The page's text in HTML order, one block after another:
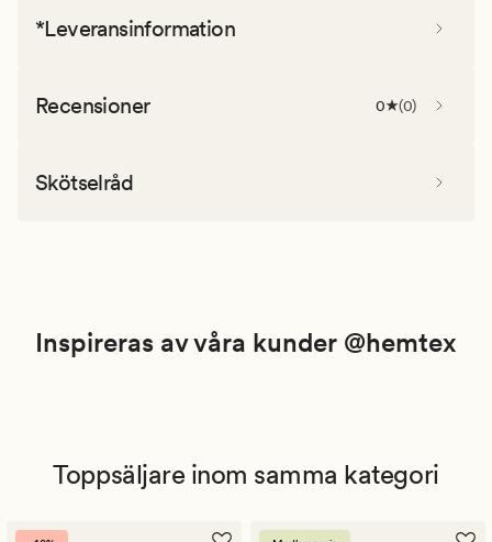
*Leveransinformation
Recensioner 0 (0)
Skötselråd
Inspireras av våra kunder @hemtex
Toppsäljare inom samma kategori